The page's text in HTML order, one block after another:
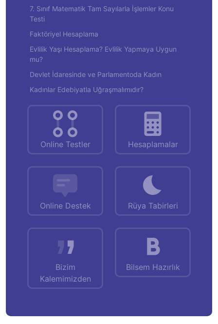
7. Sınıf Matematik Tam Sayılarla İşlemler Konu
Testi
Faktöriyel Hesaplama
Evlilik Yaşı Hesaplama? Evlilik Yapmaya Uygun
mu?
Devlet İdaresinde ve Parlamentoda Kadın
Kadınlar Edebiyatla Uğraşmalımıdır?
Online Testler Hesaplamalar
Online Destek Rüya Tabirleri
Bizim
Kalemimizden
Bilsem Hazırlık